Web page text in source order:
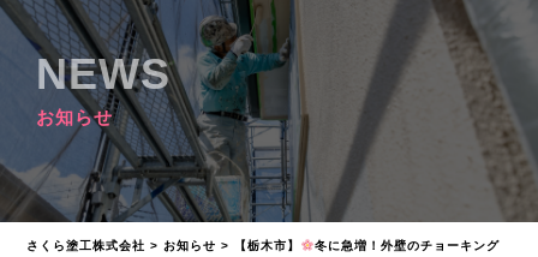
NEWS
お知らせ
さくら塗工株式会社 > お知らせ > 【栃木市】
冬に急増！外壁のチョーキング